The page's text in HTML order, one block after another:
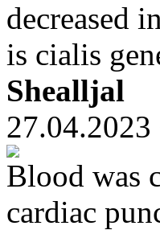
decreased
is cialis
Shealljal
27.04.2023
Blood was
cardiac